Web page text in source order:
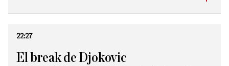
22:27
El break de Djokovic